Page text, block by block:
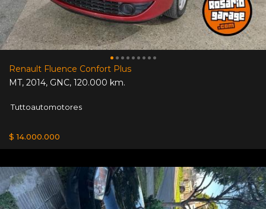
Renault Fluence Confort Plus
MT, 2014, GNC, 120.000 km.
Tuttoautomotores
$ 14.000.000